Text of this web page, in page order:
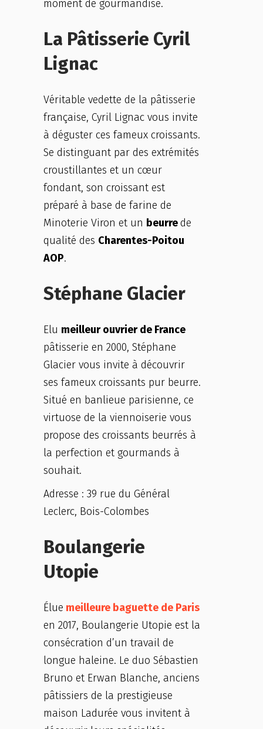
moment de gourmandise.
La Pâtisserie Cyril
Lignac
Véritable vedette de la pâtisserie
française, Cyril Lignac vous invite
à déguster ces fameux croissants.
Se distinguant par des extrémités
croustillantes et un cœur
fondant, son croissant est
préparé à base de farine de
Minoterie Viron et un beurrede
qualité des Charentes-Poitou
AOP.
Stéphane Glacier
Elu meilleur ouvrier de France
pâtisserie en 2000, Stéphane
Glacier vous invite à découvrir
ses fameux croissants pur beurre.
Situé en banlieue parisienne, ce
virtuose de la viennoiserie vous
propose des croissants beurrés à
la perfection et gourmands à
souhait.
Adresse : 39 rue du Général
Leclerc, Bois-Colombes
Boulangerie
Utopie
Élue meilleure baguette de Paris
en 2017, Boulangerie Utopie est la
consécration d’un travail de
longue haleine. Le duo Sébastien
Bruno et Erwan Blanche, anciens
pâtissiers de la prestigieuse
maison Ladurée vous invitent à